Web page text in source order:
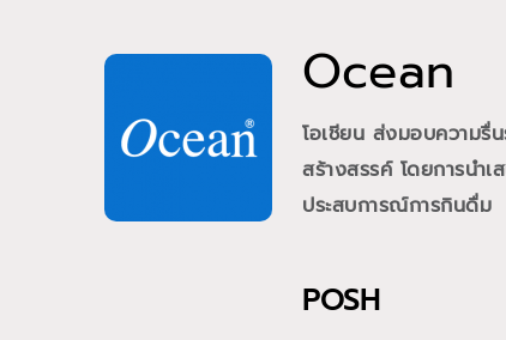
Ocean
โอเชียน ส่งมอบความรื่
สร้างสรรค์ โดยการนำ
ประสบการณ์การกินดื่ม
POSH